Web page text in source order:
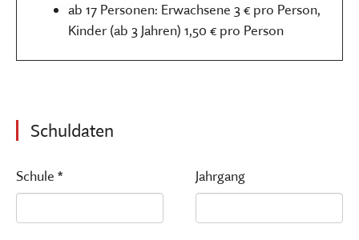
ab 17 Personen: Erwachsene 3 € pro Person,
Kinder (ab 3 Jahren) 1,50 € pro Person
Schuldaten
Schule * Jahrgang